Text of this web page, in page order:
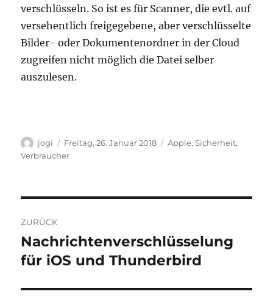
verschlüsseln. So ist es für Scanner, die evtl. auf
versehentlich freigegebene, aber verschlüsselte
Bilder- oder Dokumentenordner in der Cloud
zugreifen nicht möglich die Datei selber
auszulesen.
Autor
jogi
Veröffentlicht
am
Freitag, 26. Januar 2018 Kategorien
Apple,Sicherheit,
Verbraucher
ZURÜCK
Vorheriger
Beitrag:
Nachrichtenverschlüsselung
für iOS und Thunderbird